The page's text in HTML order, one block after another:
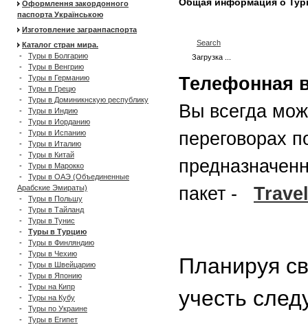
Оформлення закордонного
паспорта Українською
Изготовление загранпаспорта
Каталог стран мира.
- Туры в Болгарию
- Туры в Венгрию
- Туры в Германию
- Туры в Грецю
- Туры в Доминикнскую республику
- Туры в Индию
- Туры в Иорданию
- Туры в Испанию
- Туры в Италию
- Туры в Китай
- Туры в Марокко
- Туры в ОАЭ (Объединенные
Арабские Эмираты)
- Туры в Польшу
- Туры в Тайланд
- Туры в Тунис
- Туры в Турцию
- Туры в Финляндию
- Туры в Чехию
- Туры в Швейцарию
- Туры в Японию
- Туры на Кипр
- Туры на Кубу
- Туры по Украине
- Туры в Египет
Search
Загрузка ...
Телефонная
Вы всегда
переговорах
пакет -
Планируя
учесть